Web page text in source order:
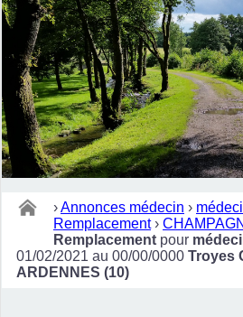
›Annonces médecin ›
Remplacement ›
Remplacement pour
01/02/2021 au 00/00/0000 Troyes
ARDENNES (10)